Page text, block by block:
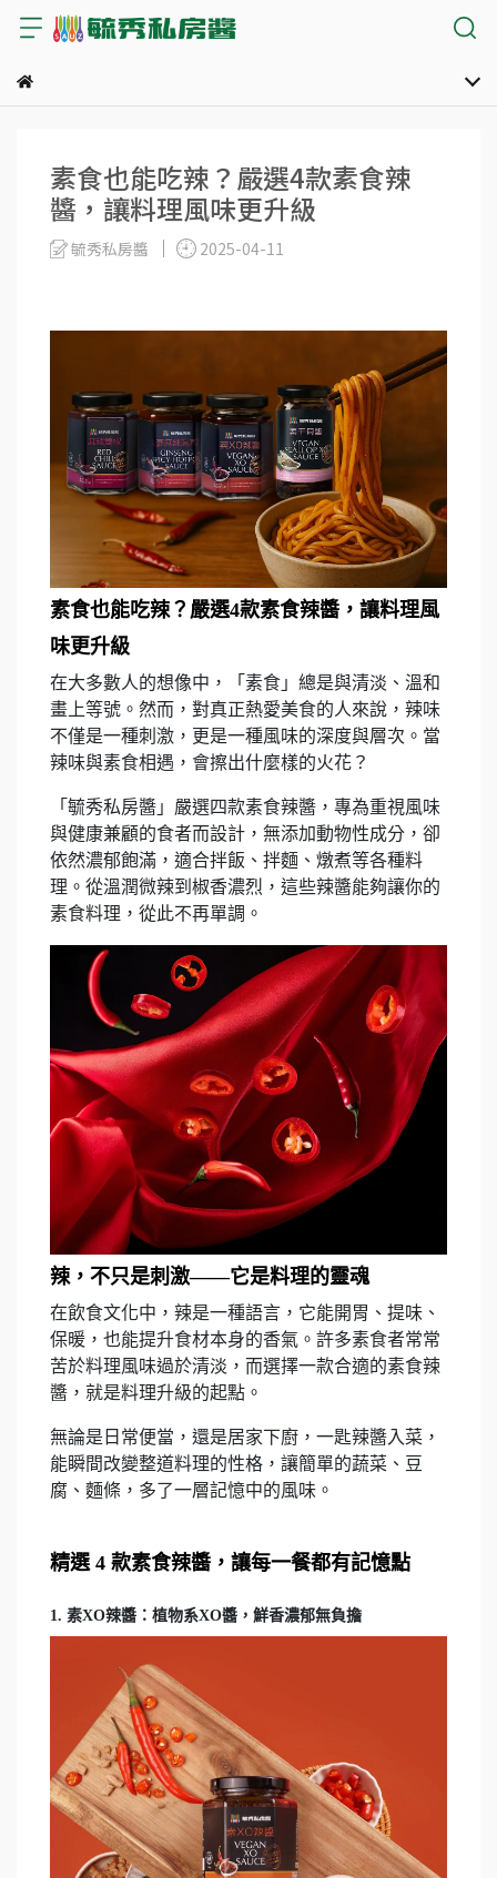
素食也能吃辣？嚴選4款素食辣
醬，讓料理風味更升級
毓秀私房醬 2025-04-11
素食也能吃辣？嚴選4款素食辣醬，讓料理風
味更升級
在大多數人的想像中，「素食」總是與清淡、溫和
畫上等號。然而，對真正熱愛美食的人來說，辣味
不僅是一種刺激，更是一種風味的深度與層次。當
辣味與素食相遇，會擦出什麼樣的火花？
「毓秀私房醬」嚴選四款素食辣醬，專為重視風味
與健康兼顧的食者而設計，無添加動物性成分，卻
依然濃郁飽滿，適合拌飯、拌麵、燉煮等各種料
理。從溫潤微辣到椒香濃烈，這些辣醬能夠讓你的
素食料理，從此不再單調。
辣，不只是刺激——它是料理的靈魂
在飲食文化中，辣是一種語言，它能開胃、提味、
保暖，也能提升食材本身的香氣。許多素食者常常
苦於料理風味過於清淡，而選擇一款合適的素食辣
醬，就是料理升級的起點。
無論是日常便當，還是居家下廚，一匙辣醬入菜，
能瞬間改變整道料理的性格，讓簡單的蔬菜、豆
腐、麵條，多了一層記憶中的風味。
精選 4 款素食辣醬，讓每一餐都有記憶點
1. 素XO辣醬：植物系XO醬，鮮香濃郁無負擔